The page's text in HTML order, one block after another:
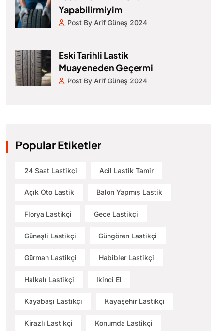
Yapabilirmiyim
Post By Arif Güneş 2024
Eski Tarihli Lastik
Muayeneden Geçermi
Post By Arif Güneş 2024
Popular Etiketler
24 Saat Lastikçi Acil Lastik Tamir
Açık Oto Lastik Balon Yapmış Lastik
Florya Lastikçi Gece Lastikçi
Güneşli Lastikçi Güngören Lastikçi
Gürman Lastikçi Habibler Lastikçi
Halkalı Lastikçi Ikinci El
Kayabaşı Lastikçi Kayaşehir Lastikçi
Kirazlı Lastikçi Konumda Lastikçi